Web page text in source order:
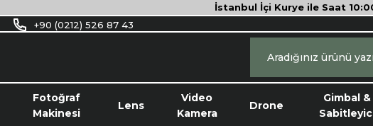
İstanbul İçi Kurye ile Saat
+90 (0212) 526 87 43
Fotoğraf
Makinesi
Lens
Video
Kamera
Drone
Gimbal &